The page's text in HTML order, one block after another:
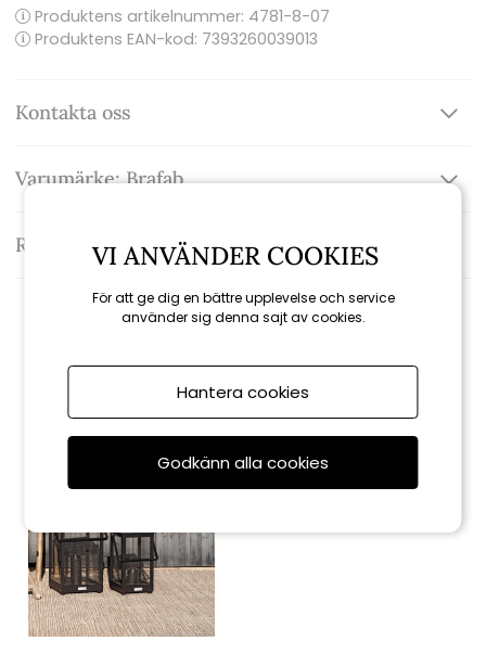
Produktens artikelnummer: 4781-8-07
Produktens EAN-kod: 7393260039013
Kontakta oss
Varumärke: Brafab
Recensioner
Relaterade produkter
VI ANVÄNDER COOKIES
För att ge dig en bättre upplevelse och service
använder sig denna sajt av cookies.
Hantera cookies
Godkänn alla cookies